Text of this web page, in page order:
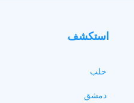
استكشف
حلب
دمشق